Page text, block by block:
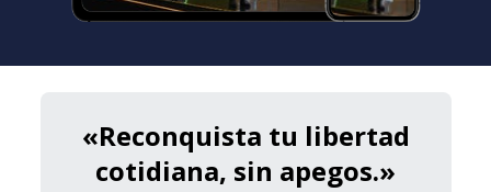
«Reconquista tu libertad
cotidiana, sin apegos.»